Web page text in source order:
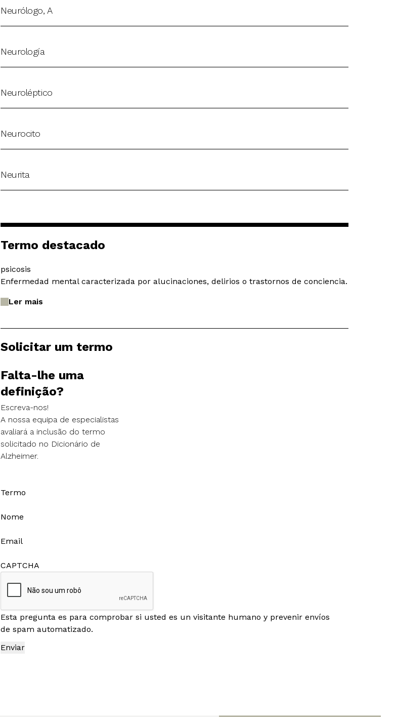
Neurólogo, A
Neurología
Neuroléptico
Neurocito
Neurita
Termo destacado
psicosis
Enfermedad mental caracterizada por alucinaciones, delirios o trastornos de conciencia.
Ler mais
Solicitar um termo
Falta-lhe uma
definição?
Escreva-nos!
A nossa equipa de especialistas
avaliará a inclusão do termo
solicitado no Dicionário de
Alzheimer.
Termo
Nome
Email
CAPTCHA
Esta pregunta es para comprobar si usted es un visitante humano y prevenir envíos
de spam automatizado.